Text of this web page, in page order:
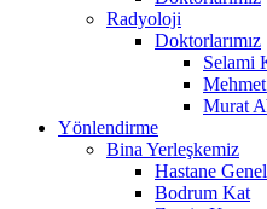
Radyoloji
Doktorlarımız
Selami
Murat
Yönlendirme
Bina Yerleşkemiz
Hastane Genel
Bodrum Kat